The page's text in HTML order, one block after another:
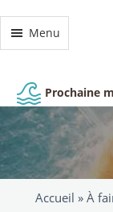
Menu
Prochaine
Accueil » À